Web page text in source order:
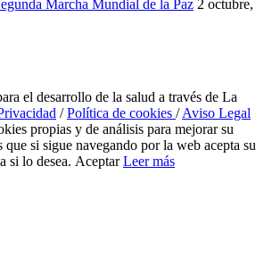
Marcha Mundial de la Paz 2 octubre,
el desarrollo de la salud a través de La
/Política de cookies /Aviso Legal
propias y de análisis para mejorar su
si sigue navegando por la web acepta su
si lo desea. Aceptar Leer más